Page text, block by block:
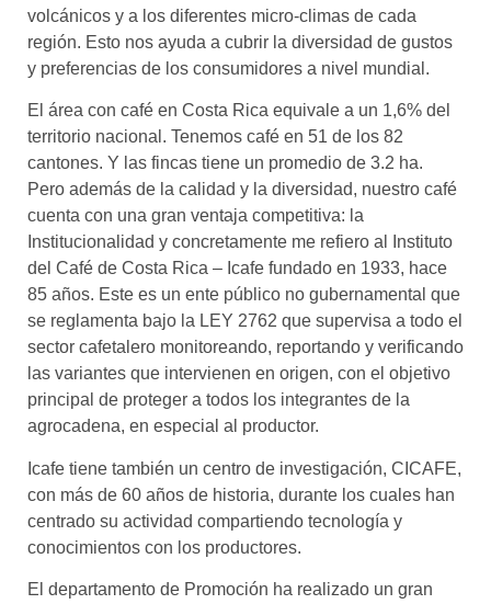
volcánicos y a los diferentes micro-climas de cada
región. Esto nos ayuda a cubrir la diversidad de gustos
y preferencias de los consumidores a nivel mundial.
El área con café en Costa Rica equivale a un 1,6% del
territorio nacional. Tenemos café en 51 de los 82
cantones. Y las fincas tiene un promedio de 3.2 ha.
Pero además de la calidad y la diversidad, nuestro café
cuenta con una gran ventaja competitiva: la
Institucionalidad y concretamente me refiero al Instituto
del Café de Costa Rica – Icafe fundado en 1933, hace
85 años. Este es un ente público no gubernamental que
se reglamenta bajo la LEY 2762 que supervisa a todo el
sector cafetalero monitoreando, reportando y verificando
las variantes que intervienen en origen, con el objetivo
principal de proteger a todos los integrantes de la
agrocadena, en especial al productor.
Icafe tiene también un centro de investigación, CICAFE,
con más de 60 años de historia, durante los cuales han
centrado su actividad compartiendo tecnología y
conocimientos con los productores.
El departamento de Promoción ha realizado un gran